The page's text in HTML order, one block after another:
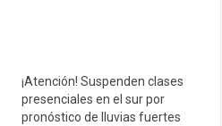
¡Atención! Suspenden clases
presenciales en el sur por
pronóstico de lluvias fuertes